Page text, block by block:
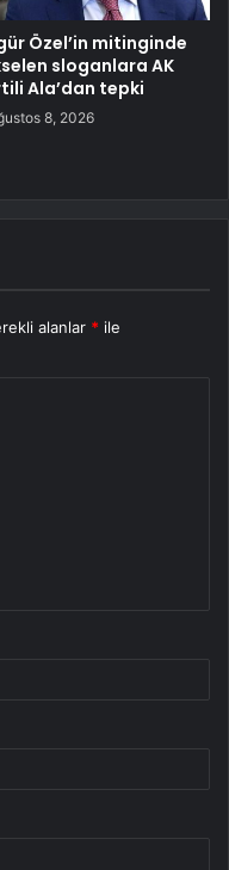
Özel’in mitinginde
sloganlara AK
Ala’dan tepki
8, 2026
alanlar * ile